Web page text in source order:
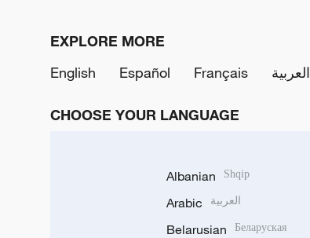
EXPLORE MORE
English
Español Français العربية
CHOOSE YOUR LANGUAGE
Albanian Shqip
Arabic العربية
Belarusian Беларуская